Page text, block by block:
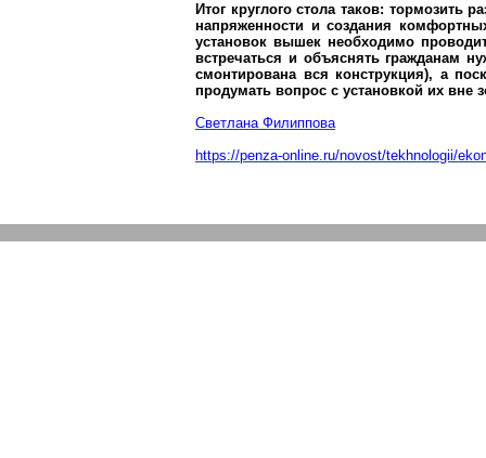
Итог круглого стола таков: тормозить
напряженности и создания
установок вышек необходимо
встречаться и объяснять гражданам
смонтирована вся конструкция), а
продумать вопрос с установкой их вне
Светлана Филиппова
https://penza-onl ine.ru/novost/tekhnologii/